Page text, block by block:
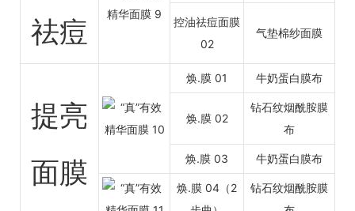
祛痘
控油祛痘面膜
02
气垫棉纱面膜
提亮
面膜
焕.膜 01 牛奶蛋白膜布
焕.膜 02
钻石纹烟酰胺膜
布
焕.膜 03 牛奶蛋白膜布
焕.膜 04（2
钻石纹烟酰胺膜